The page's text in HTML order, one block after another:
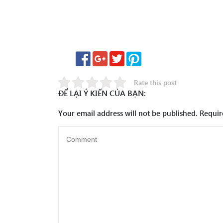
Rate this post
ĐỂ LẠI Ý KIẾN CỦA BẠN:
Your email address will not be published.